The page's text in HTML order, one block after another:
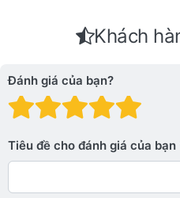
Khách
Đánh giá của bạn?
Đánh
Đánh
Đánh giá:
Đánh giá: 1
Tiêu đề cho đánh giá của bạn